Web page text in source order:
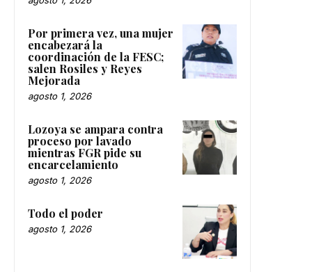
Por primera vez, una mujer
encabezará la
coordinación de la FESC;
salen Rosiles y Reyes
Mejorada
agosto 1, 2026
Lozoya se ampara contra
proceso por lavado
mientras FGR pide su
encarcelamiento
agosto 1, 2026
Todo el poder
agosto 1, 2026